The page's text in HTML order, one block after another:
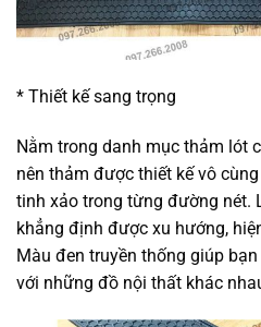
* Thiết kế sang trọng
Nằm trong danh mục thảm lót
nên thảm được thiết kế vô
tinh xảo trong từng đường nét.
khẳng định được xu hướng,
Màu đen truyền thống giúp
với những đồ nội thất khác